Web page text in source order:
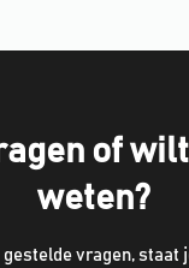
of
weten?
vragen, staat